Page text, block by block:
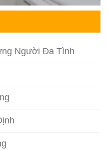
Người Đa Tình